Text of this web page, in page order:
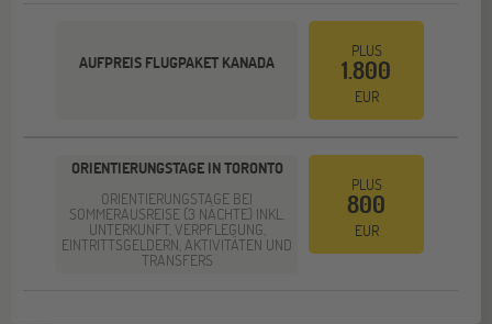
AUFPREIS FLUGPAKET KANADA
PLUS
1.800
EUR
ORIENTIERUNGSTAGE IN TORONTO
ORIENTIERUNGSTAGE BEI
SOMMERAUSREISE (3 NÄCHTE) INKL.
UNTERKUNFT, VERPFLEGUNG,
EINTRITTSGELDERN, AKTIVITÄTEN UND
TRANSFERS
PLUS
800
EUR